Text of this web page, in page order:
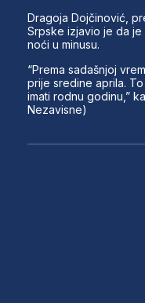
Dragoja Dojčinović,
Srpske izjavio je da je
noći u minusu.
“Prema sadašnjoj
prije sredine aprila.
imati rodnu godinu,”
Nezavisne)